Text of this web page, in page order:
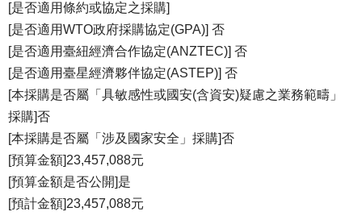
[是否適用條約或協定之採購]
[是否適用WTO政府採購協定(GPA)] 否
[是否適用臺紐經濟合作協定(ANZTEC)] 否
[是否適用臺星經濟夥伴協定(ASTEP)] 否
[本採購是否屬「具敏感性或國安(含資安)疑慮之業務範疇」
採購]否
[本採購是否屬「涉及國家安全」採購]否
[預算金額]23,457,088元
[預算金額是否公開]是
[預計金額]23,457,088元